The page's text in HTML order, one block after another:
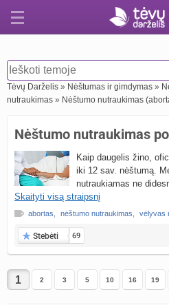
Tėvų Darželis » Nėštumas ir gimdymas »
nutraukimas » Nėštumo nutraukimas
Nėštumo nutraukimas
Kaip daugelis žino,
iki 12 sav. nėštumą.
nutraukiamas ne
Skaityti visą straipsnį
abortas nėštumo nutraukimas vėlyvas
Stebėti 69
2 3 5 10 16 19